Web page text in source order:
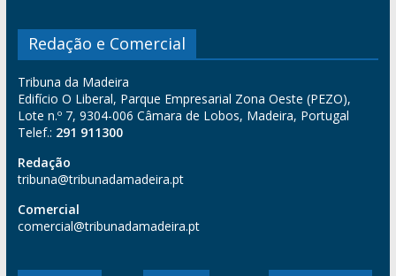
Redação e Comercial
Tribuna da Madeira
Edifício O Liberal, Parque Empresarial Zona Oeste (PEZO),
Lote n.º 7, 9304-006 Câmara de Lobos, Madeira, Portugal
Telef.: 291 911300
Redação
tribuna@tribunadamadeira.pt
Comercial
comercial@tribunadamadeira.pt